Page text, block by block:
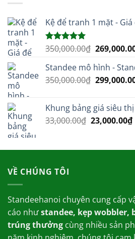
Kệ để tranh 1 mặt -
Được xếp
5 sao
350,000.00₫ Giá
là:
Standee mô hình -
350,000.00₫ Giá
Khung bảng giá siêu
33,000.00₫ Giá
33,000.00₫.
23,000.00₫
VỀ CHÚNG TÔI
Standeehanoi chuyên cung cấp
cáo nhưstandee, kẹp wobbler,
trúng thưởng cùng nhiều sản